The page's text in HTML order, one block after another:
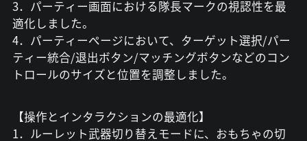
3．パーティー画面における隊長マークの視認性を最
適化しました。
4．パーティーページにおいて、ターゲット選択/パー
ティー統合/退出ボタン/マッチングボタンなどのコン
トロールのサイズと位置を調整しました。
【操作とインタラクションの最適化】
1．ルーレット武器切り替えモードに、おもちゃの切